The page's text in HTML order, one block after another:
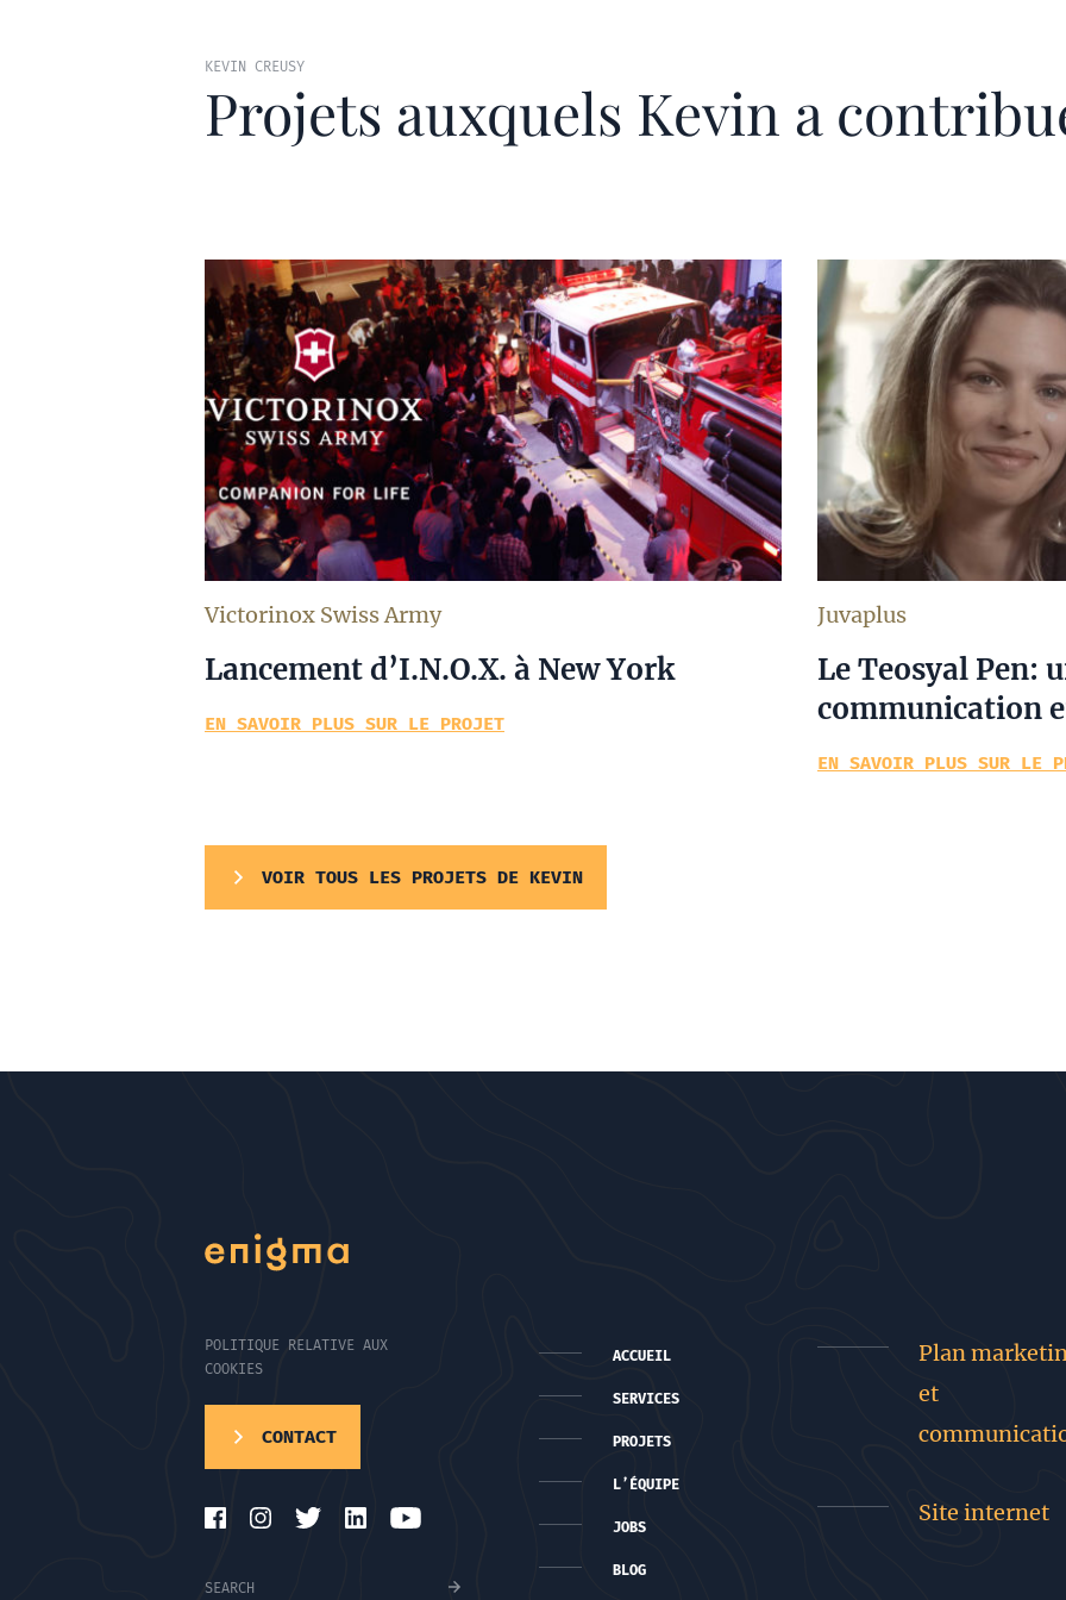
KEVIN CREUSY
Projets auxquels Kevin a
Victorinox Swiss Army
Lancement d’I.N.O.X. à New York
EN SAVOIR PLUS SUR LE PROJET
Juvaplus
Le Teosyal Pen:
communication
EN SAVOIR PLUS SUR LE
VOIR TOUS LES PROJETS DE KEVIN
POLITIQUE RELATIVE AUX
COOKIES
CONTACT
ACCUEIL
SERVICES
PROJETS
L’ÉQUIPE
JOBS
BLOG
Plan
et
Site internet